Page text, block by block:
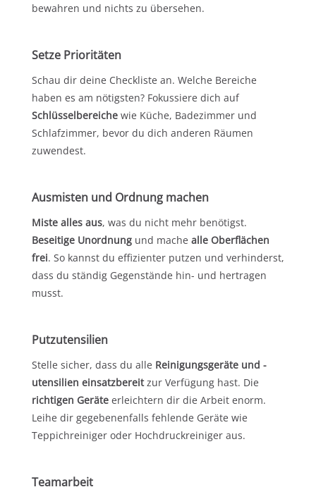
bewahren und nichts zu übersehen.
Setze Prioritäten
Schau dir deine Checkliste an. Welche Bereiche
haben es am nötigsten? Fokussiere dich auf
Schlüsselbereichewie Küche, Badezimmer und
Schlafzimmer, bevor du dich anderen Räumen
zuwendest.
Ausmisten und Ordnung machen
Miste alles aus, was du nicht mehr benötigst.
Beseitige Unordnung und mache alle Oberflächen
frei. So kannst du effizienter putzen und verhinderst,
dass du ständig Gegenstände hin- und hertragen
musst.
Putzutensilien
Stelle sicher, dass du alle Reinigungsgeräte und -
utensilien einsatzbereitzur Verfügung hast. Die
richtigen Geräteerleichtern dir die Arbeit enorm.
Leihe dir gegebenenfalls fehlende Geräte wie
Teppichreiniger oder Hochdruckreiniger aus.
Teamarbeit